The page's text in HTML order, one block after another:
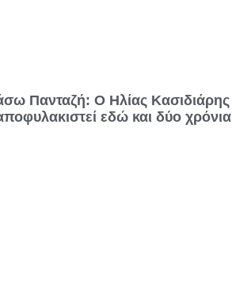
Πανταζή: Ο Ηλίας Κασιδιάρης
εδώ και δύο χρόνια